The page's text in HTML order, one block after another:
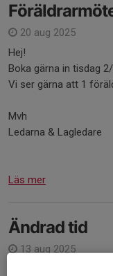
20 aug 2025
Hej!
Boka gärna in tisdag
Vi ser gärna att 1
Mvh
Ledarna & Lagledare
Läs mer
Ändrad tid
13 aug 2025
Tisdagar kommer vi